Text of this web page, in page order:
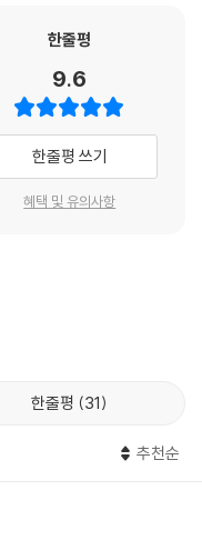
게 대우하며, 건강을 대하
들은 나를 소름끼치게 했
. 이 책은 내가 뉴기니에서
오늘보다 더 나은 삶의 방
.” - 재레드 다이아몬드
의 세계에 있다!
세계적인 석학의 50년에
맺었다. 지속가능한 가치
로 어제까지 우리와 함께
사회의 목소리는 지금 우
적으로 생태적으로 다른 방
. 이 땅에 다양한 문화가 존
을 근본적으로 변화시킬 수
그타족, 아프리카 !쿵족 등
희망에 관한 최종 보고서
한줄평
9.6
한줄평 쓰기
혜택 및 유의사항
한줄평 31
추천순